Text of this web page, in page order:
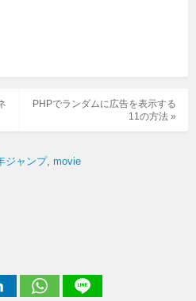
PHPでランダムに広告を表示する
11の方法 »
ジャンプ movie